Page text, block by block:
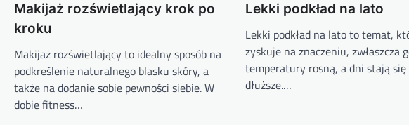
Makijaż rozświetlający krok po
kroku
Makijaż rozświetlający to idealny sposób na
podkreślenie naturalnego blasku skóry, a
także na dodanie sobie pewności siebie. W
dobie fitness…
Lekki podkład na lato
Lekki podkład na lato to temat,
zyskuje na znaczeniu, zwłaszcza
temperatury rosną, a dni stają się
dłuższe.…